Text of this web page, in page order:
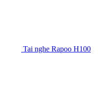
Tai nghe Rapoo H100